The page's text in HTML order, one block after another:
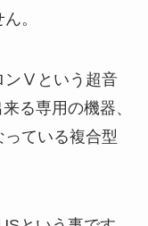
。
ンⅤという超音
る専用の機器、
ている複合型